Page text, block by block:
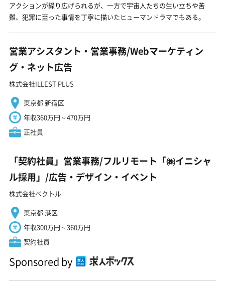
アクションが繰り広げられるが、一方で宇宙人たちの生い立ちや苦
難、犯罪に至った事情を丁寧に描いたヒューマンドラマでもある。
営業アシスタント・営業事務/Webマーケティン
グ・ネット広告
株式会社ILLEST PLUS
東京都 新宿区
年収360万円～470万円
正社員
「契約社員」営業事務/フルリモート「㈱イニシャ
ル採用」/広告・デザイン・イベント
株式会社ベクトル
東京都 港区
年収300万円～360万円
契約社員
Sponsored by